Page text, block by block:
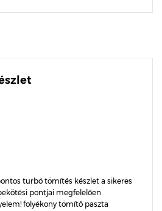
turbó tömítés készlet a sikeres
pontjai megfelelően
folyékony tömítő paszta